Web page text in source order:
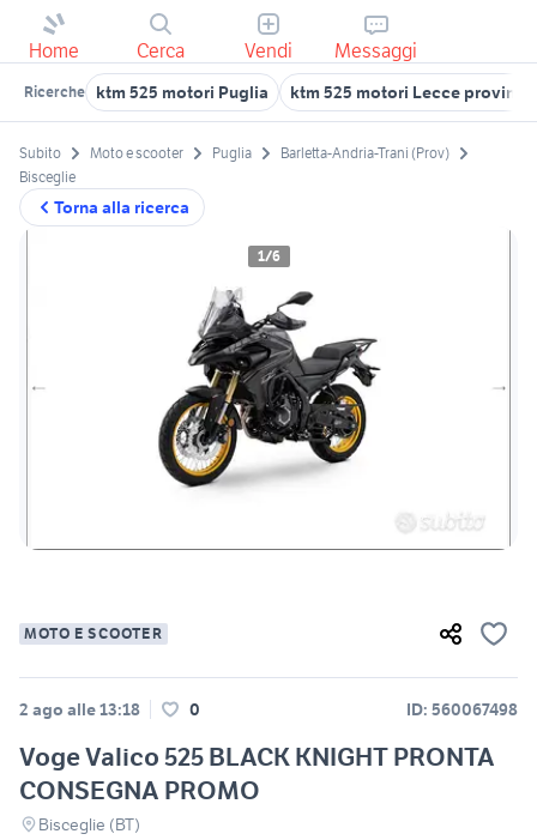
Home Cerca Vendi Messaggi
Ricerche ktm 525 motori Puglia ktm 525 motori Lecce
Torna alla ricerca
Subito Moto e scooter Puglia
Barletta-Andria-Trani (Prov)
Bisceglie
1/6
MOTO E SCOOTER
2 ago alle 13:18 0 ID: 560067498
Voge Valico 525 BLACK KNIGHT PRONTA
CONSEGNA PROMO
Bisceglie (BT)